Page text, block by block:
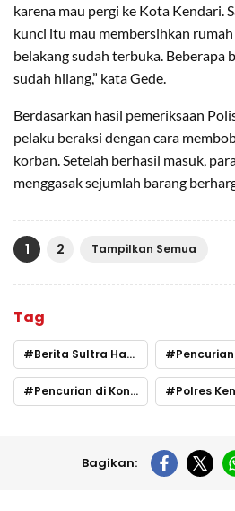
karena mau pergi ke Kota Kendari.
kunci itu mau membersihkan
belakang sudah terbuka. Beberapa
sudah hilang,” kata Gede.
Berdasarkan hasil pemeriksaan
pelaku beraksi dengan cara
korban. Setelah berhasil masuk,
menggasak sejumlah barang
1 2 Tampilkan Semua
Tag
Berita Sultra Hari ini Pencurian
Pencurian di Konkep Polres
Bagikan: